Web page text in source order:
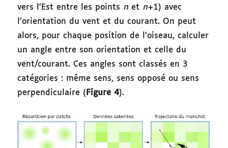
vers l’Est entre les points n et n+1) avec
l’orientation du vent et du courant. On peut
alors, pour chaque position de l’oiseau, calculer
un angle entre son orientation et celle du
vent/courant. Ces angles sont classés en 3
catégories : même sens, sens opposé ou sens
perpendiculaire (Figure 4).